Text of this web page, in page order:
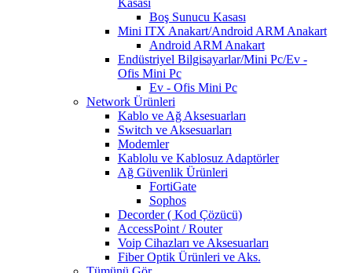
Kasası
Boş Sunucu Kasası
Mini ITX Anakart/Android ARM Anakart
Android ARM Anakart
Endüstriyel Bilgisayarlar/Mini Pc/Ev -
Ofis Mini Pc
Ev - Ofis Mini Pc
Network Ürünleri
Kablo ve Ağ Aksesuarları
Switch ve Aksesuarları
Modemler
Kablolu ve Kablosuz Adaptörler
Ağ Güvenlik Ürünleri
FortiGate
Sophos
Decorder ( Kod Çözücü)
AccessPoint / Router
Voip Cihazları ve Aksesuarları
Fiber Optik Ürünleri ve Aks.